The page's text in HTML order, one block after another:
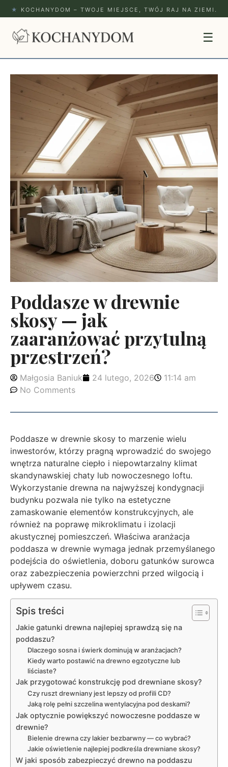
★ KOCHANYDOM – TWOJE MIEJSCE, TWÓJ RAJ NA ZIEMI.
☰
Poddasze w drewnie
skosy — jak
zaaranżować przytulną
przestrzeń?
Małgosia Baniuk 24 lutego, 2026
11:14 am
No Comments
Poddasze w drewnie skosy to marzenie wielu
inwestorów, którzy pragną wprowadzić do swojego
wnętrza naturalne ciepło i niepowtarzalny klimat
skandynawskiej chaty lub nowoczesnego loftu.
Wykorzystanie drewna na najwyższej kondygnacji
budynku pozwala nie tylko na estetyczne
zamaskowanie elementów konstrukcyjnych, ale
również na poprawę mikroklimatu i izolacji
akustycznej pomieszczeń. Właściwa aranżacja
poddasza w drewnie wymaga jednak przemyślanego
podejścia do oświetlenia, doboru gatunków surowca
oraz zabezpieczenia powierzchni przed wilgocią i
upływem czasu.
Spis treści
Jakie gatunki drewna najlepiej sprawdzą się na
poddaszu?
Dlaczego sosna i świerk dominują w aranżacjach?
Kiedy warto postawić na drewno egzotyczne lub
liściaste?
Jak przygotować konstrukcję pod drewniane skosy?
Czy ruszt drewniany jest lepszy od profili CD?
Jaką rolę pełni szczelina wentylacyjna pod deskami?
Jak optycznie powiększyć nowoczesne poddasze w
drewnie?
Bielenie drewna czy lakier bezbarwny — co wybrać?
Jakie oświetlenie najlepiej podkreśla drewniane skosy?
W jaki sposób zabezpieczyć drewno na poddaszu